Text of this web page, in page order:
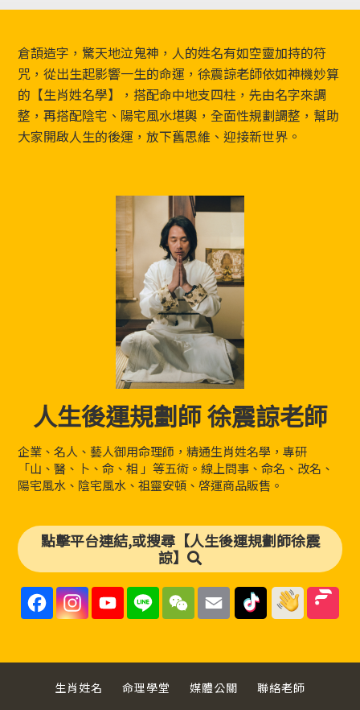
Footer
倉頡造字，驚天地泣鬼神，人的姓名有如空靈加持的符
咒，從出生起影響一生的命運，徐震諒老師依如神機妙算
的【生肖姓名學】，搭配命中地支四柱，先由名字來調
整，再搭配陰宅、陽宅風水堪輿，全面性規劃調整，幫助
大家開啟人生的後運，放下舊思維、迎接新世界。
人生後運規劃師 徐震諒老師
企業、名人、藝人御用命理師，精通生肖姓名學，專研
「山、醫、卜、命、相 」等五術。線上問事、命名、改名、
陽宅風水、陰宅風水、祖靈安頓、啓運商品販售。
點擊平台連結,或搜尋【人生後運規劃師徐震
諒】
F
a
c
o
k
I
s
r
a
m
Y
u
e
C
h
L
n
W
C
E
a
生肖姓名 命理學堂 媒體公關 聯絡老師